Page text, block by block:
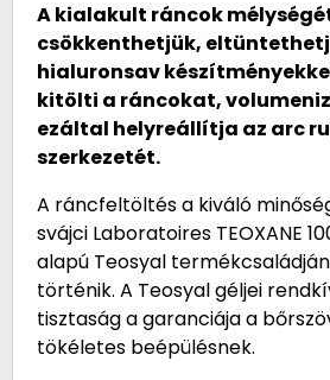
A kialakult ráncok
csökkenthetjük,
hialuronsav
kitölti a ráncokat,
ezáltal helyreállítja az arc
szerkezetét.
A ráncfeltöltés a kiváló
svájci Laboratoires TEOXANE
alapú Teosyal
történik. A Teosyal géljei
tisztaság a garanciája a
tökéletes beépülésnek.